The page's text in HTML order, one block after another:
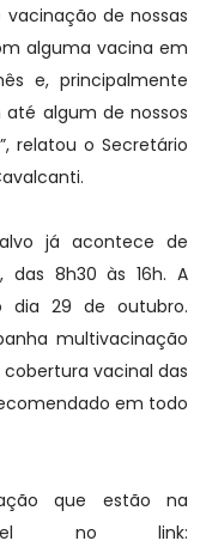
de nossas
alguma vacina em
e, principalmente
até algum de nossos
relatou o Secretário
já acontece de
das 8h30 às 16h. A
dia 29 de outubro.
multivacinação
vacinal das
em todo
que estão na
no link: